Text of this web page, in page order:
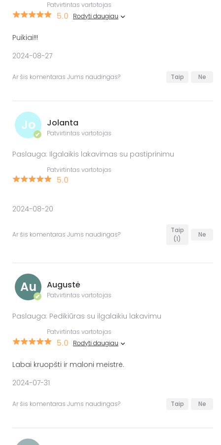
Patvirtintas vartotojas
5.0 Rodyti daugiau
Puikiai!!!
2024-08-27
Ar šis komentaras Jums naudingas? Taip Ne
Jo
✔
Jolanta
Patvirtintas vartotojas
Paslauga: Ilgalaikis lakavimas su pastiprinimu
Patvirtintas vartotojas
5.0
2024-08-20
Ar šis komentaras Jums naudingas?
Taip
(1)
Ne
Au
✔
Augustė
Patvirtintas vartotojas
Paslauga: Pedikiūras su ilgalaikiu lakavimu
Patvirtintas vartotojas
5.0 Rodyti daugiau
Labai kruopšti ir maloni meistrė.
2024-07-31
Ar šis komentaras Jums naudingas? Taip Ne